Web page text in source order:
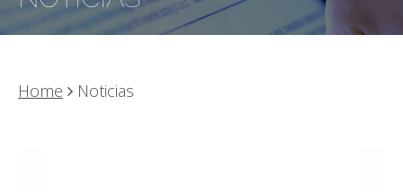
Home Noticias